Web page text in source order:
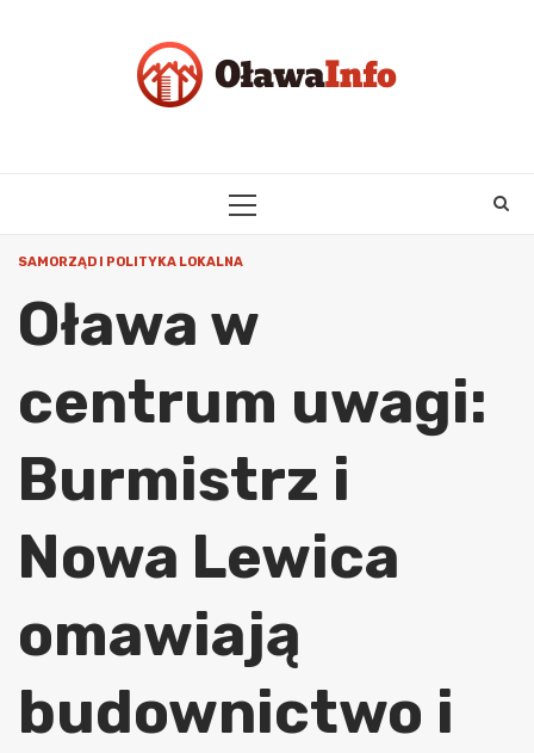
PRIMARY
SAMORZĄD I POLITYKA LOKALNA
Oława w
centrum uwagi:
Burmistrz i
Nowa Lewica
omawiają
budownictwo i